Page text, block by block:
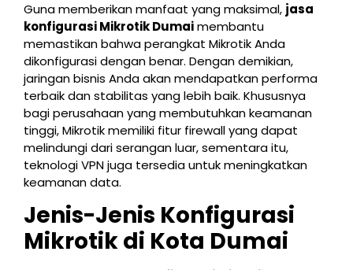
Guna memberikan manfaat yang maksimal, jasa
konfigurasi Mikrotik Dumaimembantu
memastikan bahwa perangkat Mikrotik Anda
dikonfigurasi dengan benar. Dengan demikian,
jaringan bisnis Anda akan mendapatkan performa
terbaik dan stabilitas yang lebih baik. Khususnya
bagi perusahaan yang membutuhkan keamanan
tinggi, Mikrotik memiliki fitur firewall yang dapat
melindungi dari serangan luar, sementara itu,
teknologi VPN juga tersedia untuk meningkatkan
keamanan data.
Jenis-Jenis Konfigurasi
Mikrotik di Kota Dumai